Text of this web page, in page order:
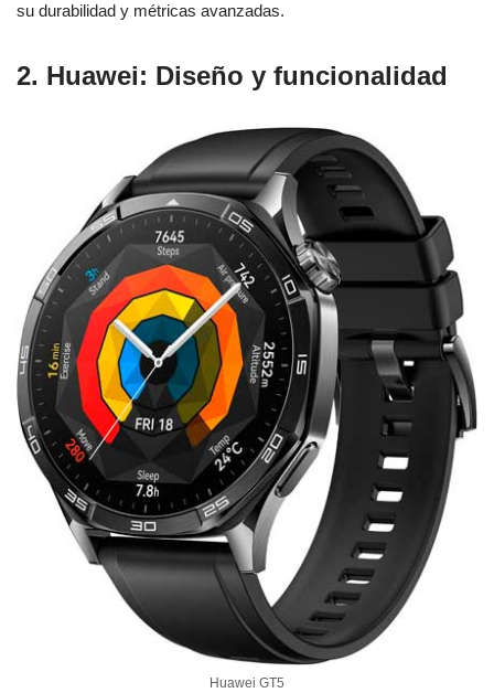
su durabilidad y métricas avanzadas.
2. Huawei: Diseño y funcionalidad
Huawei GT5